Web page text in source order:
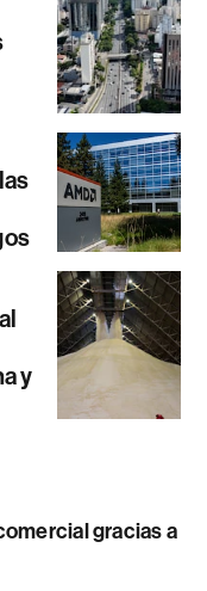
y
gracias a